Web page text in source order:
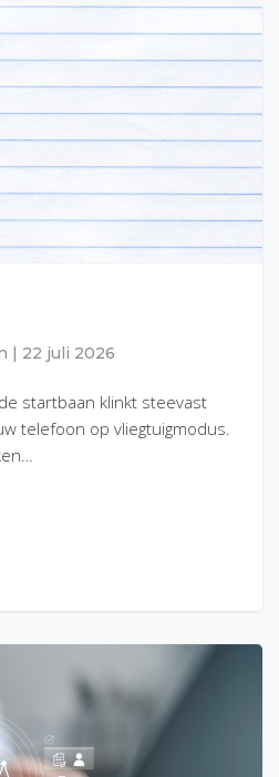
22 juli 2026
startbaan klinkt steevast
telefoon op vliegtuigmodus.